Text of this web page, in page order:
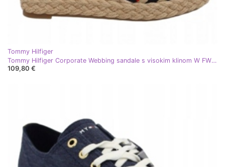
Tommy Hilfiger
Tommy Hilfiger Corporate Webbing sandale s visokim klinom W FW0FW06295 plava
109,80 €